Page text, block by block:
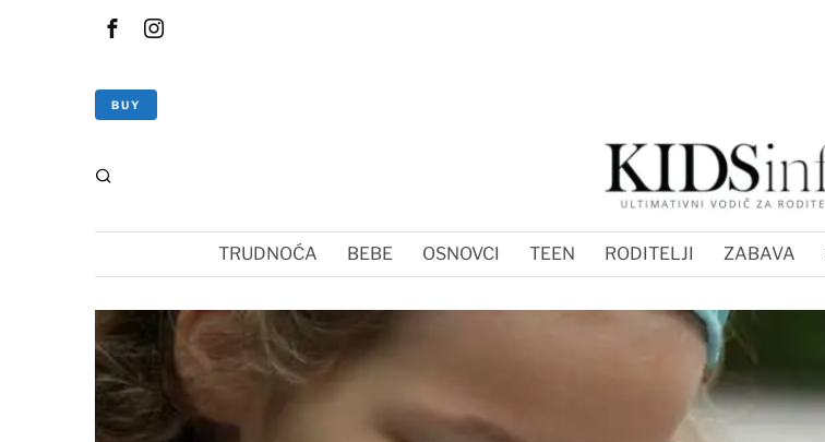
BUY
TRUDNOĆA BEBE OSNOVCI TEEN RODITELJI ZABAVA